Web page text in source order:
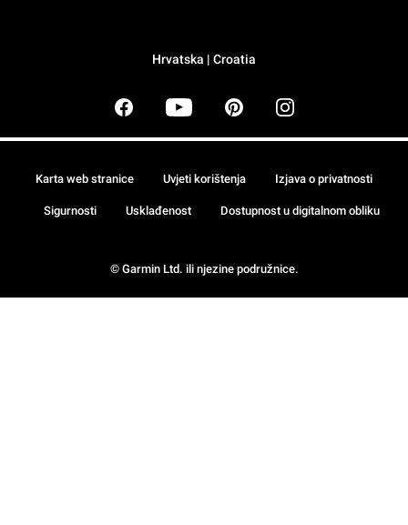
Hrvatska | Croatia
© Garmin Ltd. ili njezine podružnice.
Karta web stranice Uvjeti korištenja Izjava o privatnosti
Sigurnosti Usklađenost Dostupnost u digitalnom obliku